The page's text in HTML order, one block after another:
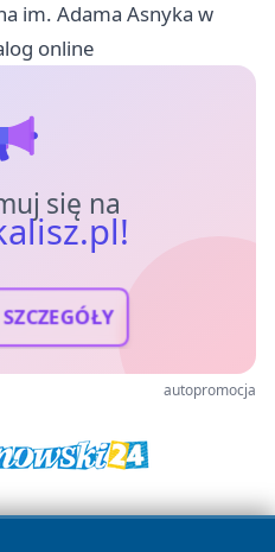
im. Adama Asnyka w
online
się na
autopromocja